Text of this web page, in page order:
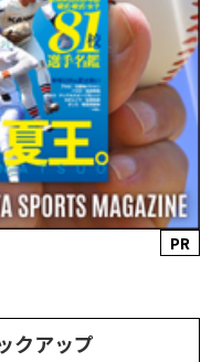
PR
クアップ